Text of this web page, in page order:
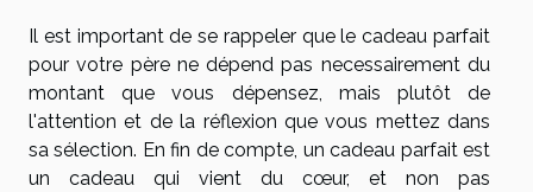
Il est important de se rappeler que le cadeau parfait
pour votre père ne dépend pas necessairement du
montant que vous dépensez, mais plutôt de
l'attention et de la réflexion que vous mettez dans
sa sélection. En fin de compte, un cadeau parfait est
un cadeau qui vient du cœur, et non pas